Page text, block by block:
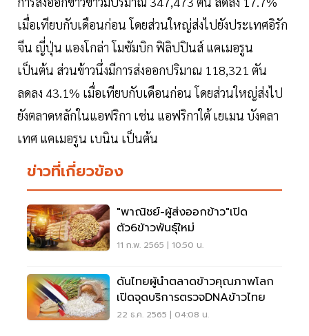
เมื่อเทียบกับเดือนก่อน โดยส่วนใหญ่ส่งไปยังประเทศอิรัก
จีน ญี่ปุ่น แองโกล่า โมซัมบิก ฟิลิปปินส์ แคเมอรูน
เป็นต้น ส่วนข้าวนึ่งมีการส่งออกปริมาณ 118,321 ตัน
ลดลง 43.1% เมื่อเทียบกับเดือนก่อน โดยส่วนใหญ่ส่งไป
ยังตลาดหลักในแอฟริกา เช่น แอฟริกาใต้ เยเมน บังคลา
เทศ แคเมอรูน เบนิน เป็นต้น
ข่าวที่เกี่ยวข้อง
"พาณิชย์-ผู้ส่งออกข้าว"เปิด
ตัว6ข้าวพันธุ์ใหม่
11 ก.พ. 2565 | 10:50 น.
ดันไทยผู้นำตลาดข้าวคุณภาพโลก
เปิดจุดบริการตรวจDNAข้าวไทย
22 ธ.ค. 2565 | 04:08 น.